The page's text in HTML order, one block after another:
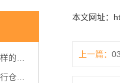
管理
管理
本文网址：
上一篇：